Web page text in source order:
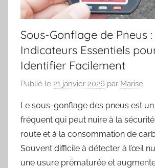
Sous-Gonflage de Pneus :
Indicateurs Essentiels
Identifier Facilement
Publié le 21 janvier 2026 par Marise
Le sous-gonflage des pneus est
fréquent qui peut nuire à la
route et à la consommation de
Souvent difficile à détecter à l’œil
une usure prématurée et